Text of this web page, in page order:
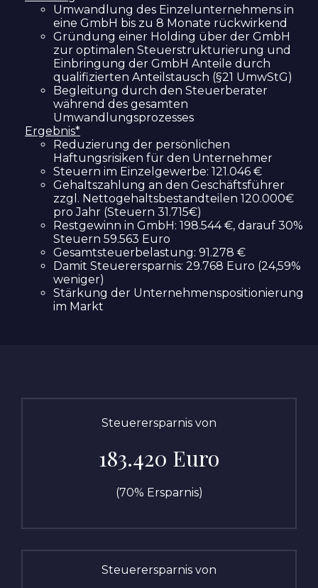
Umwandlung des Einzelunternehmens in
eine GmbH bis zu 8 Monate rückwirkend
Gründung einer Holding über der GmbH
zur optimalen Steuerstrukturierung und
Einbringung der GmbH Anteile durch
qualifizierten Anteilstausch (§21 UmwStG)
Begleitung durch den Steuerberater
während des gesamten
Umwandlungsprozesses
Ergebnis*
Reduzierung der persönlichen
Haftungsrisiken für den Unternehmer
Steuern im Einzelgewerbe: 121.046 €
Gehaltszahlung an den Geschäftsführer
zzgl. Nettogehaltsbestandteilen 120.000€
pro Jahr (Steuern 31.715€)
Restgewinn in GmbH: 198.544 €, darauf 30%
Steuern 59.563 Euro
Gesamtsteuerbelastung: 91.278 €
Damit Steuerersparnis: 29.768 Euro (24,59%
weniger)
Stärkung der Unternehmenspositionierung
im Markt
Steuerersparnis von
183.420 Euro
(70% Ersparnis)
Steuerersparnis von